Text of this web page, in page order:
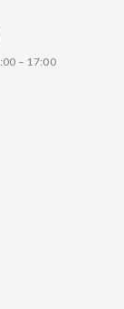
– 17:00